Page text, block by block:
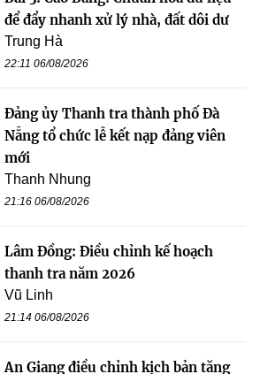
để đẩy nhanh xử lý nhà, đất dôi dư
Trung Hà
22:11 06/08/2026
Đảng ủy Thanh tra thành phố Đà
Nẵng tổ chức lễ kết nạp đảng viên
mới
Thanh Nhung
21:16 06/08/2026
Lâm Đồng: Điều chỉnh kế hoạch
thanh tra năm 2026
Vũ Linh
21:14 06/08/2026
An Giang điều chỉnh kịch bản tăng